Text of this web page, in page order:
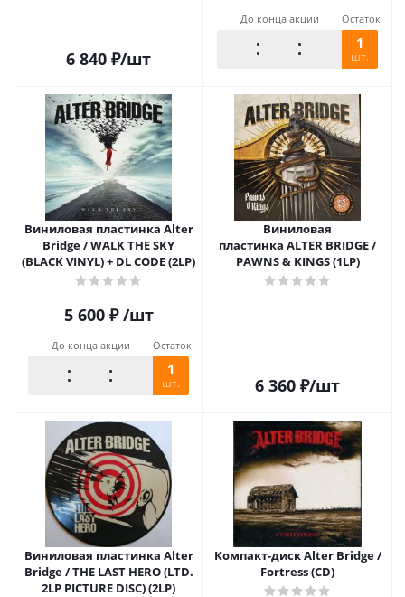
6 840 ₽/шт
До конца акции Остаток
1
шт.
Виниловая пластинка Alter
Bridge / WALK THE SKY
(BLACK VINYL) + DL CODE (2LP)
5 600₽ /шт
До конца акции Остаток
1
шт.
Виниловая
пластинка ALTER BRIDGE /
PAWNS & KINGS (1LP)
6 360 ₽/шт
Виниловая пластинка Alter
Bridge / THE LAST HERO (LTD.
2LP PICTURE DISC) (2LP)
Компакт-диск Alter Bridge /
Fortress (CD)